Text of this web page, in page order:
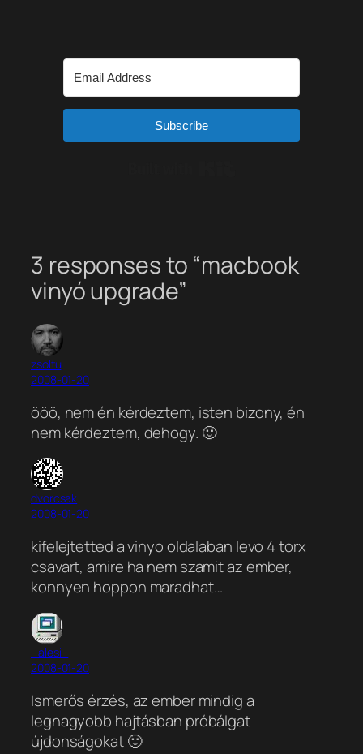
Subscribe
3 responses to “macbook
vinyó upgrade”
zsoltu
2008-01-20
ööö, nem én kérdeztem, isten bizony, én
nem kérdeztem, dehogy. 🙂
dvorcsak
2008-01-20
kifelejtetted a vinyo oldalaban levo 4 torx
csavart, amire ha nem szamit az ember,
konnyen hoppon maradhat…
_alesi_
2008-01-20
Ismerős érzés, az ember mindig a
legnagyobb hajtásban próbálgat
újdonságokat 🙂